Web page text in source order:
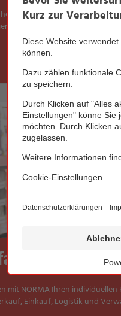
oder Handelsfachwirt –
bei NORMA.
mit NORMA Ihren
Einkauf, Logistik und